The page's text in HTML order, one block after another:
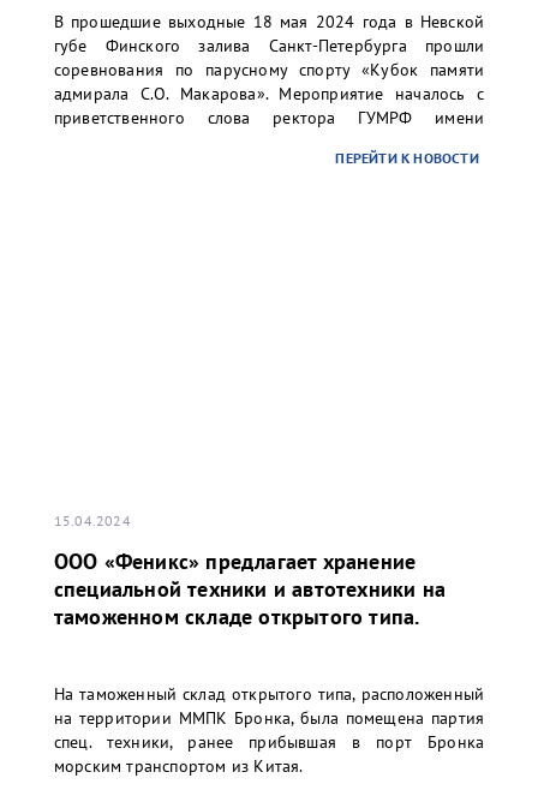
В прошедшие выходные 18 мая 2024 года в Невской
губе Финского залива Санкт-Петербурга прошли
соревнования по парусному спорту «Кубок памяти
адмирала С.О. Макарова». Мероприятие началось с
приветственного слова ректора ГУМРФ имени
Олеговича. Торжественное открытие сопровождалось
ПЕРЕЙТИ К НОВОСТИ
15.04.2024
ООО «Феникс» предлагает хранение
специальной техники и автотехники на
таможенном складе открытого типа.
На таможенный склад открытого типа, расположенный
на территории ММПК Бронка, была помещена партия
спец. техники, ранее прибывшая в порт Бронка
морским транспортом из Китая.